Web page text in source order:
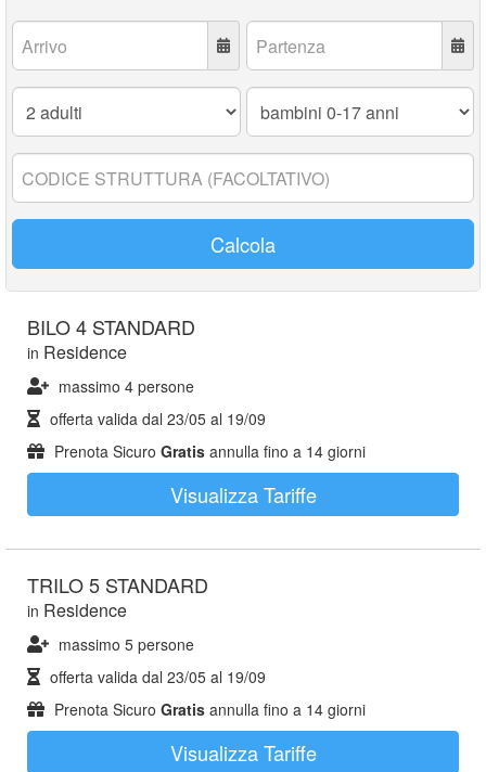
Arrivo: Partenza:
Adulti:
Bambini
17
Codice
struttura:
Calcola
BILO 4 STANDARD
in Residence
massimo 4 persone
offerta valida dal 23/05 al 19/09
Prenota Sicuro Gratis annulla fino a 14 giorni
Visualizza Tariffe
TRILO 5 STANDARD
in Residence
massimo 5 persone
offerta valida dal 23/05 al 19/09
Prenota Sicuro Gratis annulla fino a 14 giorni
Visualizza Tariffe